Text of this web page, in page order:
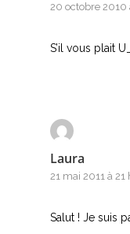
20 octobre 2010
S’il vous plait
Laura
21 mai 2011 à 21
Salut ! Je suis